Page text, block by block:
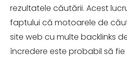
rezultatele căutării. Acest
faptului că motoarele de
site web cu multe backlinks
încredere este probabil să fie